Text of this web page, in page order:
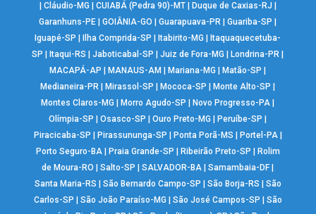
Cláudio-MG CUIABÁ (Pedra 90)-MT| Duque de Caxias-RJ
Garanhuns-PE |GOIÂNIA-GO |Guarapuava-PR |Guariba-SP
Iguapé-SP
Ilha Comprida-SP Itabirito-MG
Itaquaquecetuba-
SP
Itaqui-RS |Jaboticabal-SP |Juiz de Fora-MG Londrina-PR
MACAPÁ-AP
MANAUS-AM Mariana-MG Matão-SP
Medianeira-PR
Mirassol-SP Mococa-SP Monte Alto-SP
Montes Claros-MG
Morro Agudo-SP Novo Progresso-PA
Olímpia-SP
|Osasco-SP |Ouro Preto-MG Peruíbe-SP
Piracicaba-SP
Pirassununga-SP Ponta Porã-MS Portel-PA|
Porto Seguro-BA| Praia Grande-SP Ribeirão Preto-SP
Rolim
de Moura-RO
|Salto-SP |SALVADOR-BA |Samambaia-DF
Santa Maria-RS
São Bernardo Campo-SP São Borja-RS
São
Carlos-SP
São João Paraíso-MG São José Campos-SP
São